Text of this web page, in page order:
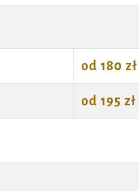
od 180 zł
od 195 zł